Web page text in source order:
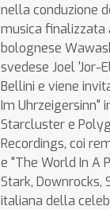
nella conduzione
musica finalizzata
bolognese
svedese Joel 'Jor-
Bellini e viene
Im Uhrzeigersinn"
Starcluster e
Recordings, coi
e "The World In A
Stark, Downrocks,
italiana della